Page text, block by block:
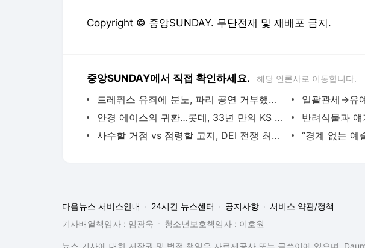
Copyright © 중앙SUNDAY. 무단전재 및 재배포 금지.
중앙SUNDAY에서 직접 확인하세요. 해당 언론사로 이동합니다.
드레퓌스 유죄에 분노, 파리 공연 거부했던 그리그 | 중앙일보
안경 에이스의 귀환…롯데, 33년 만의 KS 우승 꿈 부푼다 | 중앙일보
사수할 거점 vs 점령할 고지, DEI 전쟁 최전선 된 하버드 | 중앙일보
다음뉴스 서비스안내 24시간 뉴스센터 공지사항
서비스 약관/정책
기사배열책임자 : 임광욱
청소년보호책임자 : 이호원
뉴스 기사에 대한 저작권 및 법적 책임은 자료제공사 또는 글쓴이에 있으며,